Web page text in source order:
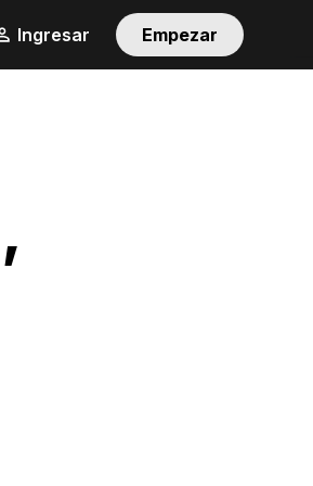
Ingresar Empezar
,